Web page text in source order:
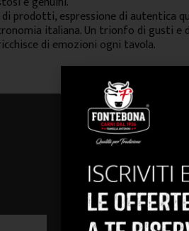
prodotti, espressione di autentica
italiana. Un trionfo di gusti e
di emozioni ogni tavola.